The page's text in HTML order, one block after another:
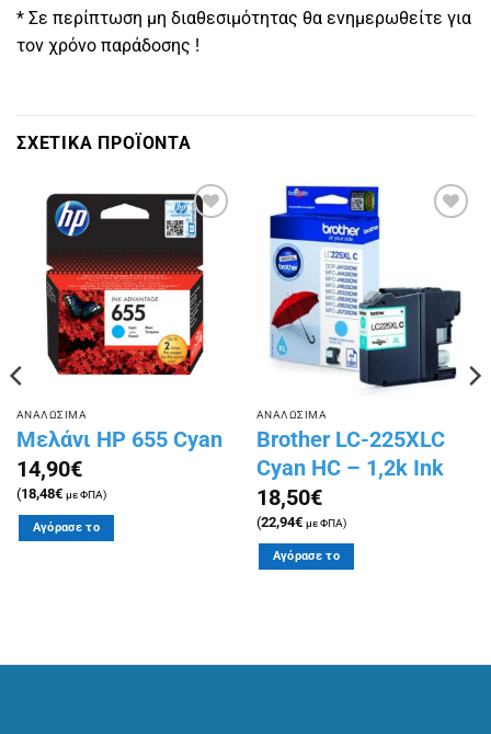
* Σε περίπτωση μη διαθεσιμότητας θα ενημερωθείτε για
τον χρόνο παράδοσης !
ΣΧΕΤΙΚΑ ΠΡΟΪΟΝΤΑ
Πρόσθήκη
λίστα
επιθυμιών
ΑΝΑΛΩΣΙΜΑ
Μελάνι HP 655 Cyan
14,90€
(18,48€ με ΦΠΑ)
Αγόρασε το
ΑΝΑΛΩΣΙΜΑ
Brother LC-225XLC
Cyan HC – 1,2k Ink
18,50€
(22,94€ με ΦΠΑ)
Αγόρασε το